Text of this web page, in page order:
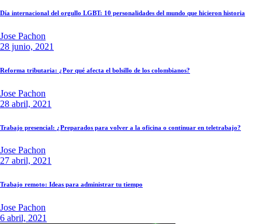
Día internacional del orgullo LGBT: 10 personalidades del mundo que hicieron historia
Jose Pachon
28 junio, 2021
Reforma tributaria: ¿Por qué afecta el bolsillo de los colombianos?
Jose Pachon
28 abril, 2021
Trabajo presencial: ¿Preparados para volver a la oficina o continuar en teletrabajo?
Jose Pachon
27 abril, 2021
Trabajo remoto: Ideas para administrar tu tiempo
Jose Pachon
6 abril, 2021